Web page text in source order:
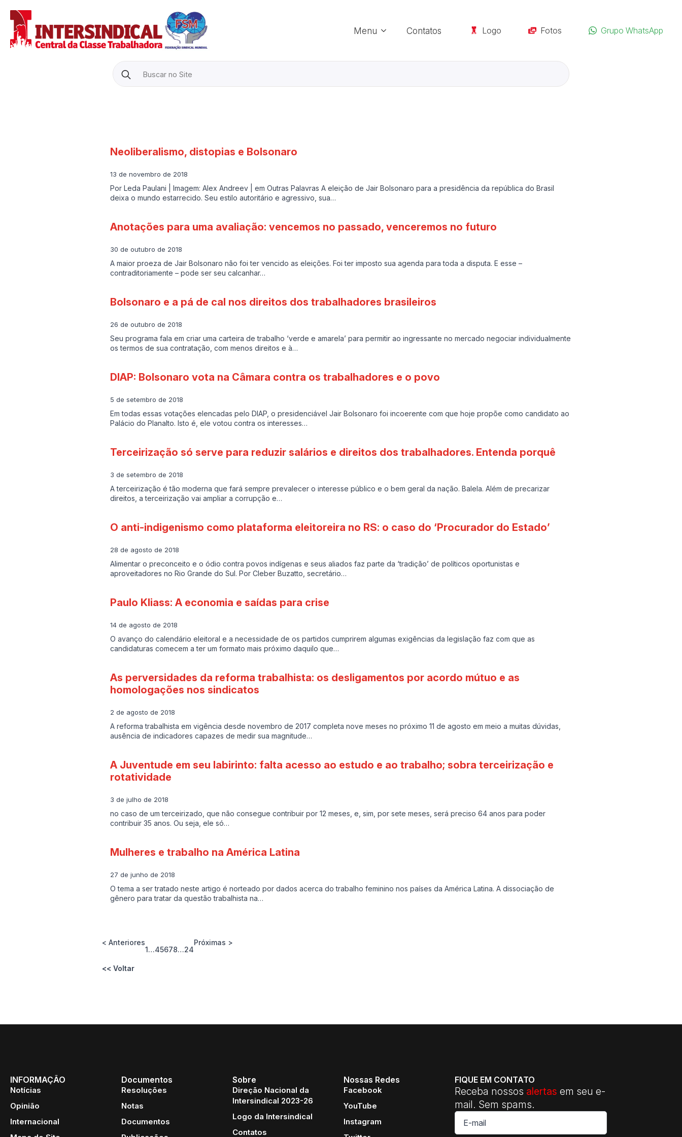
Menu Contatos Logo Fotos Grupo WhatsApp
Search
for:
Neoliberalismo, distopias e Bolsonaro
13 de novembro de 2018
Por Leda Paulani | Imagem: Alex Andreev | em Outras Palavras A eleição de Jair Bolsonaro para a presidência da república do Brasil
deixa o mundo estarrecido. Seu estilo autoritário e agressivo, sua…
Anotações para uma avaliação: vencemos no passado, venceremos no futuro
30 de outubro de 2018
A maior proeza de Jair Bolsonaro não foi ter vencido as eleições. Foi ter imposto sua agenda para toda a disputa. E esse –
contraditoriamente – pode ser seu calcanhar…
Bolsonaro e a pá de cal nos direitos dos trabalhadores brasileiros
26 de outubro de 2018
Seu programa fala em criar uma carteira de trabalho ‘verde e amarela’ para permitir ao ingressante no mercado negociar individualmente
os termos de sua contratação, com menos direitos e à…
DIAP: Bolsonaro vota na Câmara contra os trabalhadores e o povo
5 de setembro de 2018
Em todas essas votações elencadas pelo DIAP, o presidenciável Jair Bolsonaro foi incoerente com que hoje propõe como candidato ao
Palácio do Planalto. Isto é, ele votou contra os interesses…
Terceirização só serve para reduzir salários e direitos dos trabalhadores. Entenda porquê
3 de setembro de 2018
A terceirização é tão moderna que fará sempre prevalecer o interesse público e o bem geral da nação. Balela. Além de precarizar
direitos, a terceirização vai ampliar a corrupção e…
O anti-indigenismo como plataforma eleitoreira no RS: o caso do ‘Procurador do Estado’
28 de agosto de 2018
Alimentar o preconceito e o ódio contra povos indígenas e seus aliados faz parte da ‘tradição’ de políticos oportunistas e
aproveitadores no Rio Grande do Sul. Por Cleber Buzatto, secretário…
Paulo Kliass: A economia e saídas para crise
14 de agosto de 2018
O avanço do calendário eleitoral e a necessidade de os partidos cumprirem algumas exigências da legislação faz com que as
candidaturas comecem a ter um formato mais próximo daquilo que…
As perversidades da reforma trabalhista: os desligamentos por acordo mútuo e as
homologações nos sindicatos
2 de agosto de 2018
A reforma trabalhista em vigência desde novembro de 2017 completa nove meses no próximo 11 de agosto em meio a muitas dúvidas,
ausência de indicadores capazes de medir sua magnitude…
A Juventude em seu labirinto: falta acesso ao estudo e ao trabalho; sobra terceirização e
rotatividade
3 de julho de 2018
no caso de um terceirizado, que não consegue contribuir por 12 meses, e, sim, por sete meses, será preciso 64 anos para poder
contribuir 35 anos. Ou seja, ele só…
Mulheres e trabalho na América Latina
27 de junho de 2018
O tema a ser tratado neste artigo é norteado por dados acerca do trabalho feminino nos países da América Latina. A dissociação de
gênero para tratar da questão trabalhista na…
< Anteriores
1…45678…24
Próximas >
<< Voltar
INFORMAÇÃO
Notícias
Opinião
Internacional
Documentos
Resoluções
Notas
Documentos
Sobre
Direção Nacional da
Intersindical 2023-26
Logo da Intersindical
Contatos
Nossas Redes
Facebook
YouTube
Instagram
FIQUE EM CONTATO
Receba nossos alertas em seu e-
mail. Sem spams.
E-
mail